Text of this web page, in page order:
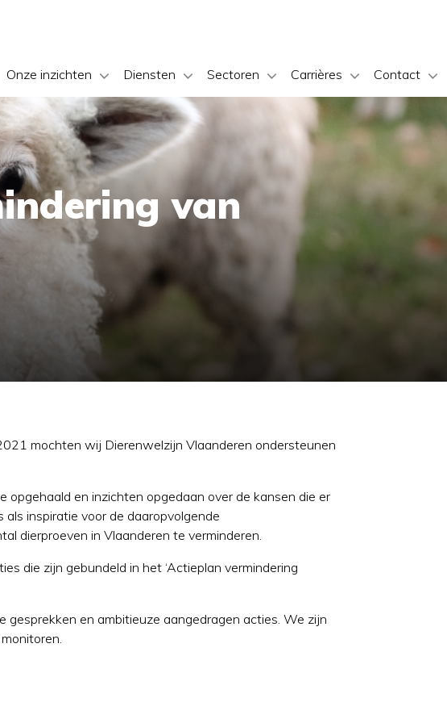
Onze inzichten Diensten Sectoren Carrières Contact
van
mochten wij Dierenwelzijn Vlaanderen ondersteunen
en inzichten opgedaan over de kansen die er
inspiratie voor de daaropvolgende
dierproeven in Vlaanderen te verminderen.
die zijn gebundeld in het ‘Actieplan vermindering
en ambitieuze aangedragen acties. We zijn